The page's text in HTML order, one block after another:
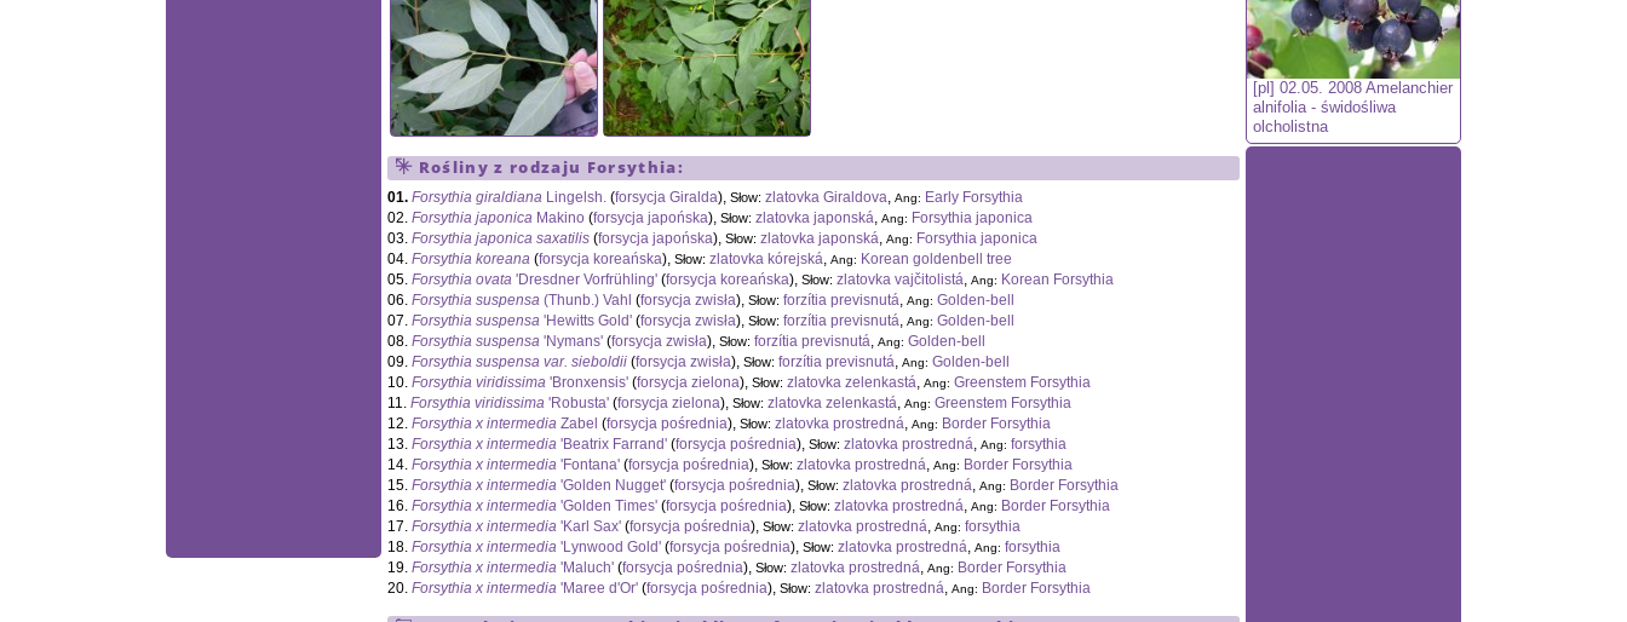
Rośliny z rodzaju Forsythia:
01. Forsythia giraldiana Lingelsh. (forsycja Giralda),Słow: zlatovka Giraldova,Ang: Early Forsythia
02. Forsythia japonica Makino (forsycja japońska),Słow: zlatovka japonská,Ang: Forsythia japonica
03. Forsythia japonica saxatilis (forsycja japońska),Słow: zlatovka japonská,Ang: Forsythia japonica
04. Forsythia koreana (forsycja koreańska),Słow: zlatovka kórejská,Ang: Korean goldenbell tree
05. Forsythia ovata 'Dresdner Vorfrühling' (forsycja koreańska),Słow: zlatovka vajčitolistá,Ang: Korean Forsythia
06. Forsythia suspensa (Thunb.) Vahl (forsycja zwisła),Słow: forzítia previsnutá,Ang: Golden-bell
07. Forsythia suspensa 'Hewitts Gold' (forsycja zwisła),Słow: forzítia previsnutá,Ang: Golden-bell
08. Forsythia suspensa 'Nymans' (forsycja zwisła),Słow: forzítia previsnutá,Ang: Golden-bell
09. Forsythia suspensa var. sieboldii (forsycja zwisła),Słow: forzítia previsnutá,Ang: Golden-bell
10. Forsythia viridissima 'Bronxensis' (forsycja zielona),Słow: zlatovka zelenkastá,Ang: Greenstem Forsythia
11. Forsythia viridissima 'Robusta' (forsycja zielona),Słow: zlatovka zelenkastá,Ang: Greenstem Forsythia
12. Forsythia x intermedia Zabel (forsycja pośrednia),Słow: zlatovka prostredná,Ang: Border Forsythia
13. Forsythia x intermedia 'Beatrix Farrand' (forsycja pośrednia),Słow: zlatovka prostredná,Ang: forsythia
14. Forsythia x intermedia 'Fontana' (forsycja pośrednia),Słow: zlatovka prostredná,Ang: Border Forsythia
15. Forsythia x intermedia 'Golden Nugget'(forsycja pośrednia),Słow: zlatovka prostredná,Ang: Border Forsythia
16. Forsythia x intermedia 'Golden Times' (forsycja pośrednia),Słow: zlatovka prostredná,Ang: Border Forsythia
17. Forsythia x intermedia 'Karl Sax' (forsycja pośrednia),Słow: zlatovka prostredná,Ang: forsythia
18. Forsythia x intermedia 'Lynwood Gold' (forsycja pośrednia),Słow: zlatovka prostredná,Ang: forsythia
19. Forsythia x intermedia 'Maluch' (forsycja pośrednia),Słow: zlatovka prostredná,Ang: Border Forsythia
20. Forsythia x intermedia 'Maree d'Or' (forsycja pośrednia),Słow: zlatovka prostredná,Ang: Border Forsythia
[pl] 02.05. 2008 Amelanchier
alnifolia - świdośliwa
olcholistna